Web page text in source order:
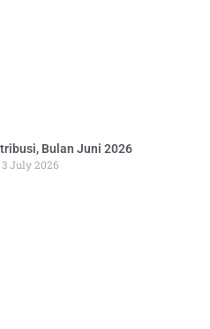
Bulan Juni 2026
July 2026